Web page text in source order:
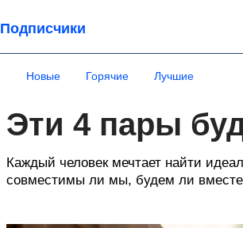
Подписчики
Новые Горячие Лучшие
Эти 4 пары
Каждый человек мечтает найти
совместимы ли мы, будем ли